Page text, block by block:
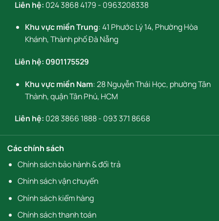
Liên hệ: 024 3868 4179 - 0963208338
Khu vực miền Trung: 41 Phước Lý 14, Phường Hòa
Khánh, Thành phố Đà Nẵng
Liên hệ: 0901175529
Khu vực miền Nam: 28 Nguyễn Thái Học, phường Tân
Thành, quận Tân Phú, HCM
Liên hệ: 028 3866 1888- 093 371 8668
Các chính sách
Chính sách bảo hành & đổi trả
Chính sách vận chuyển
Chính sách kiểm hàng
Chính sách thanh toán